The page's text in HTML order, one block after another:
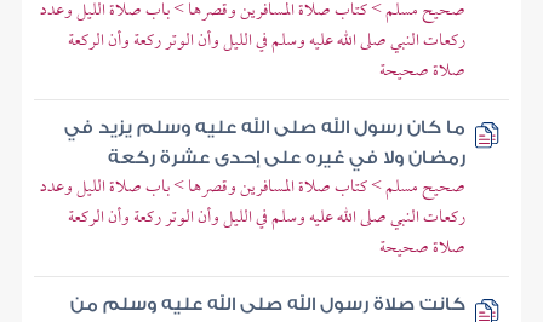
صحيح مسلم > كتاب صلاة المسافرين وقصرها > باب صلاة الليل وعدد
ركعات النبي صلى الله عليه وسلم في الليل وأن الوتر ركعة وأن الركعة
صلاة صحيحة
ما كان رسول الله صلى الله عليه وسلم يزيد في
رمضان ولا في غيره على إحدى عشرة ركعة
صحيح مسلم > كتاب صلاة المسافرين وقصرها > باب صلاة الليل وعدد
ركعات النبي صلى الله عليه وسلم في الليل وأن الوتر ركعة وأن الركعة
صلاة صحيحة
كانت صلاة رسول الله صلى الله عليه وسلم من